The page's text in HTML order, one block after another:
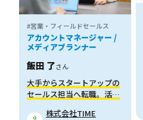
#営業・フィールドセールス
アカウントマネージャー /
メディアプランナー
飯田 了さん
大手からスタートアップの
セールス担当へ転職。活動
株式会社TIME